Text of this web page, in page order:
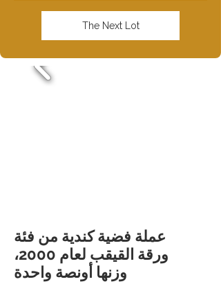
The Next Lot
عملة فضية كندية من فئة
ورقة القيقب لعام 2000،
وزنها أونصة واحدة